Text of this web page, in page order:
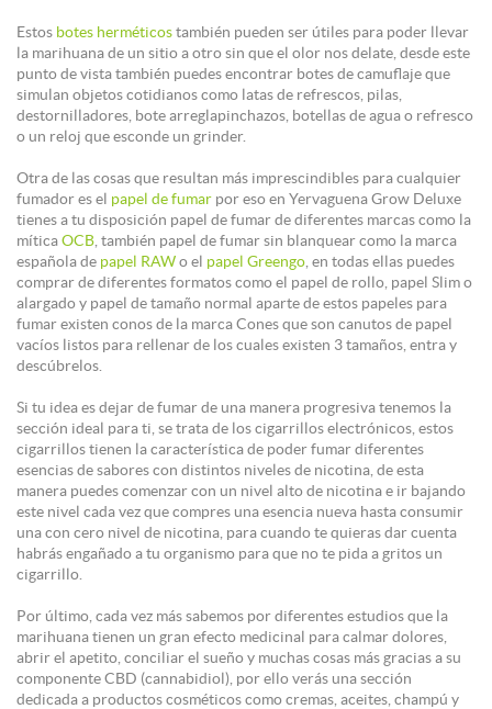
Estos botes herméticostambién pueden ser útiles para poder llevar
la marihuana de un sitio a otro sin que el olor nos delate, desde este
punto de vista también puedes encontrar botes de camuflaje que
simulan objetos cotidianos como latas de refrescos, pilas,
destornilladores, bote arreglapinchazos, botellas de agua o refresco
o un reloj que esconde un grinder.
Otra de las cosas que resultan más imprescindibles para cualquier
fumador es el papel de fumar por eso en Yervaguena Grow Deluxe
tienes a tu disposición papel de fumar de diferentes marcas como la
míticaOCB , también papel de fumar sin blanquear como la marca
española de papel RAWo el papel Greengo , en todas ellas puedes
comprar de diferentes formatos como el papel de rollo, papel Slim o
alargado y papel de tamaño normal aparte de estos papeles para
fumar existen conos de la marca Cones que son canutos de papel
vacíos listos para rellenar de los cuales existen 3 tamaños, entra y
descúbrelos.
Si tu idea es dejar de fumar de una manera progresiva tenemos la
sección ideal para ti, se trata de los cigarrillos electrónicos, estos
cigarrillos tienen la característica de poder fumar diferentes
esencias de sabores con distintos niveles de nicotina, de esta
manera puedes comenzar con un nivel alto de nicotina e ir bajando
este nivel cada vez que compres una esencia nueva hasta consumir
una con cero nivel de nicotina, para cuando te quieras dar cuenta
habrás engañado a tu organismo para que no te pida a gritos un
cigarrillo.
Por último, cada vez más sabemos por diferentes estudios que la
marihuana tienen un gran efecto medicinal para calmar dolores,
abrir el apetito, conciliar el sueño y muchas cosas más gracias a su
componente CBD (cannabidiol), por ello verás una sección
dedicada a productos cosméticos como cremas, aceites, champú y